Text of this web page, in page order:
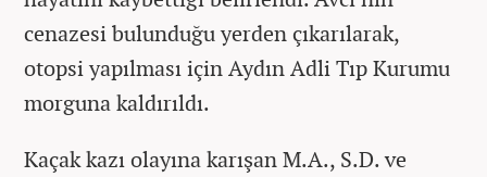
cenazesi bulunduğu yerden çıkarılarak,
otopsi yapılması için Aydın Adli Tıp Kurumu
morguna kaldırıldı.
Kaçak kazı olayına karışan M.A., S.D. ve